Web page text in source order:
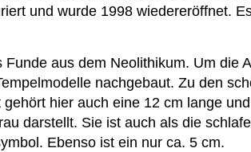
und wurde 1998 wiedereröffnet.
aus dem Neolithikum. Um die
nachgebaut. Zu den
hier auch eine 12 cm lange
darstellt. Sie ist auch als die
Ebenso ist ein nur ca. 5 cm.